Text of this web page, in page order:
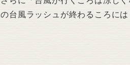
の台風ラッシュが終わるころに